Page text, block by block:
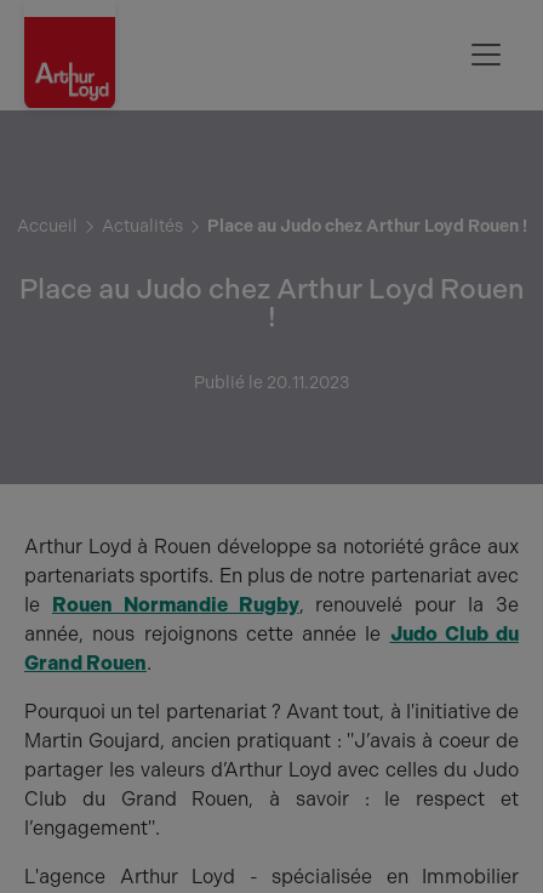
Accueil Actualités Place au Judo chez Arthur Loyd Rouen !
Place au Judo chez Arthur Loyd Rouen
!
Publié le 20.11.2023
Arthur Loyd à Rouen développe sa notoriété grâce aux
partenariats sportifs. En plus de notre partenariat avec
le Rouen Normandie Rugby, renouvelé pour la 3e
année, nous rejoignons cette année le Judo Club du
Grand Rouen.
Pourquoi un tel partenariat ? Avant tout, à l'initiative de
Martin Goujard, ancien pratiquant : "J’avais à coeur de
partager les valeurs d’Arthur Loyd avec celles du Judo
Club du Grand Rouen, à savoir : le respect et
l’engagement".
L'agence Arthur Loyd - spécialisée en Immobilier